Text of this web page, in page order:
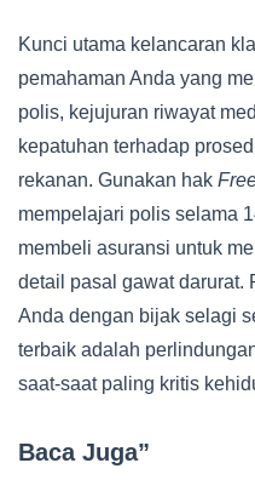
Kunci utama kelancaran
pemahaman Anda yang
polis, kejujuran riwayat
kepatuhan terhadap
rekanan. Gunakan hak
mempelajari polis selama
membeli asuransi untuk
detail pasal gawat darurat.
Anda dengan bijak selagi
terbaik adalah
saat-saat paling kritis
Baca Juga”